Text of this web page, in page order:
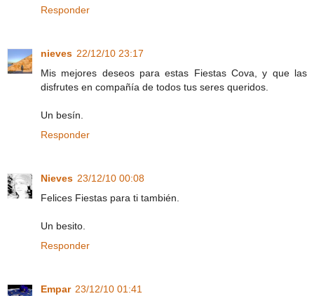
Responder
nieves 22/12/10 23:17
Mis mejores deseos para estas Fiestas Cova, y que las
disfrutes en compañía de todos tus seres queridos.
Un besín.
Responder
Nieves 23/12/10 00:08
Felices Fiestas para ti también.
Un besito.
Responder
Empar 23/12/10 01:41